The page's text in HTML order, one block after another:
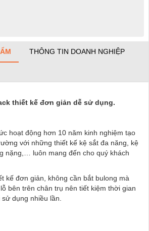
THÔNG TIN DOANH NGHIỆP
thiết kế đơn giản dễ sử dụng.
hoạt động hơn 10 năm kinh nghiệm tạo
với những thiết kế kệ sắt đa năng, kệ
nặng,… luôn mang đến cho quý khách
kế đơn giản, không cần bắt bulong mà
bên trên chân trụ nên tiết kiệm thời gian
dụng nhiều lần.